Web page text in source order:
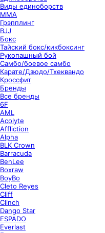
Виды единоборств
ММА
Грэпплинг
BJJ
Бокс
Тайский бокс/кикбоксинг
Рукопашный бой
Самбо/боевое самбо
Карате/Дзюдо/Тхеквандо
Кроссфит
Бренды
Все бренды
6F
AML
Acolyte
Affliction
Alpha
BLK Crown
Barracuda
BenLee
Boxraw
BoyBo
Cleto Reyes
Cliff
Clinch
Dango Star
ESPADO
Everlast